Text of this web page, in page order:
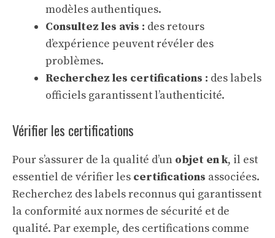
modèles authentiques.
Consultez les avis : des retours
d’expérience peuvent révéler des
problèmes.
Recherchez les certifications : des labels
officiels garantissent l’authenticité.
Vérifier les certifications
Pour s’assurer de la qualité d’un objet en k, il est
essentiel de vérifier les certifications associées.
Recherchez des labels reconnus qui garantissent
la conformité aux normes de sécurité et de
qualité. Par exemple, des certifications comme